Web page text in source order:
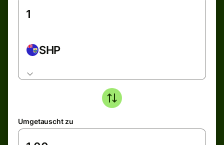
SHP
Umgetauscht zu